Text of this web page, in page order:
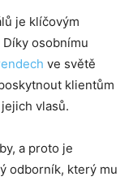
je klíčovým
osobnímu
ve světě
klientům
vlasů.
a proto je
odborník, který mu